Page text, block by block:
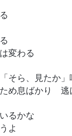
変わる
ら、見たか」
め息ばかり 逃
るかな
よ